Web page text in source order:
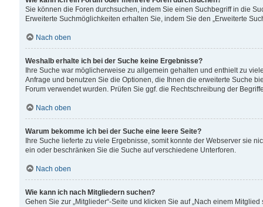
Sie können die Foren durchsuchen, indem Sie einen Suchbegriff in die
Erweiterte Suchmöglichkeiten erhalten Sie, indem Sie den „Erweiterte
Nach oben
Weshalb erhalte ich bei der Suche keine Ergebnisse?
Ihre Suche war möglicherweise zu allgemein gehalten und enthielt zu
Anfrage und benutzen Sie die Optionen, die Ihnen die erweiterte Suche
Forum verwendet wurden. Prüfen Sie ggf. die Rechtschreibung der
Nach oben
Warum bekomme ich bei der Suche eine leere Seite?
Ihre Suche lieferte zu viele Ergebnisse, somit konnte der Webserver sie
ein oder beschränken Sie die Suche auf verschiedene Unterforen.
Nach oben
Wie kann ich nach Mitgliedern suchen?
Gehen Sie zur „Mitglieder“-Seite und klicken Sie auf „Nach einem Mitglied